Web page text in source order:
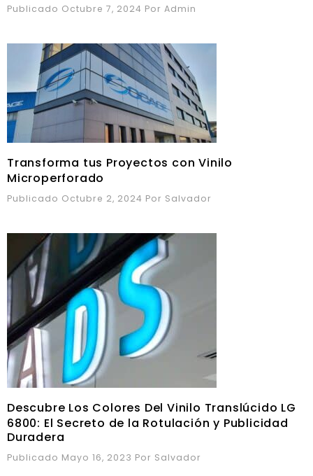
Publicado Octubre 7, 2024 Por Admin
Transforma tus Proyectos con Vinilo
Microperforado
Publicado Octubre 2, 2024 Por Salvador
Descubre Los Colores Del Vinilo Translúcido LG
6800: El Secreto de la Rotulación y Publicidad
Duradera
Publicado Mayo 16, 2023 Por Salvador